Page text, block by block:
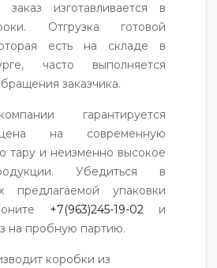
изготавливается в
Отгрузка готовой
есть на складе в
часто выполняется
заказчика.
гарантируется
на современную
тару и неизменно высокое
Убедиться в
предлагаемой упаковки
+7(963)245-19-02 и
на пробную партию.
коробки из